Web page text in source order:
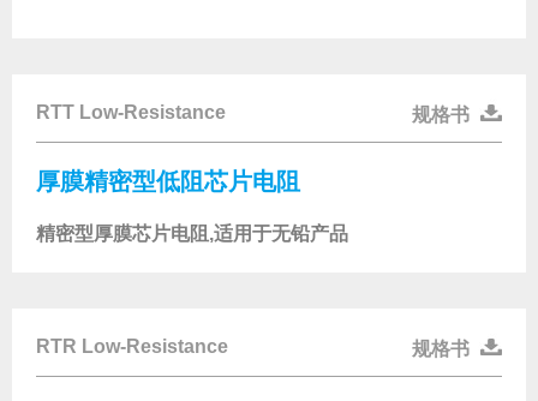
RTT Low-Resistance 规格书
厚膜精密型低阻芯片电阻
精密型厚膜芯片电阻,适用于无铅产品
RTR Low-Resistance 规格书